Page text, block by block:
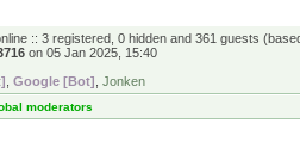
:: 3 registered, 0 hidden and 361 guests
on 05 Jan 2025, 15:40
Google [Bot] Jonken
moderators